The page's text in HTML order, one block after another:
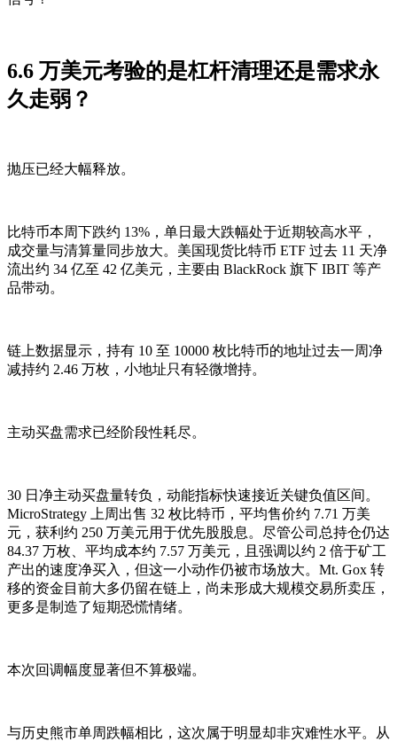
6.6 万美元考验的是杠杆清理还是需求永
久走弱？
抛压已经大幅释放。
比特币本周下跌约 13%，单日最大跌幅处于近期较高水平，
成交量与清算量同步放大。美国现货比特币 ETF 过去 11 天净
流出约 34 亿至 42 亿美元，主要由 BlackRock 旗下 IBIT 等产
品带动。
链上数据显示，持有 10 至 10000 枚比特币的地址过去一周净
减持约 2.46 万枚，小地址只有轻微增持。
主动买盘需求已经阶段性耗尽。
30 日净主动买盘量转负，动能指标快速接近关键负值区间。
MicroStrategy 上周出售 32 枚比特币，平均售价约 7.71 万美
元，获利约 250 万美元用于优先股股息。尽管公司总持仓仍达
84.37 万枚、平均成本约 7.57 万美元，且强调以约 2 倍于矿工
产出的速度净买入，但这一小动作仍被市场放大。Mt. Gox 转
移的资金目前大多仍留在链上，尚未形成大规模交易所卖压，
更多是制造了短期恐慌情绪。
本次回调幅度显著但不算极端。
与历史熊市单周跌幅相比，这次属于明显却非灾难性水平。从